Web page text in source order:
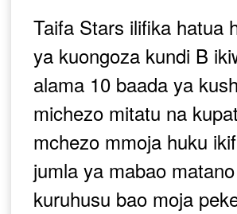
Taifa Stars ilifika hatua
ya kuongoza kundi B
alama 10 baada ya
michezo mitatu na
mchezo mmoja huku
jumla ya mabao
kuruhusu bao moja